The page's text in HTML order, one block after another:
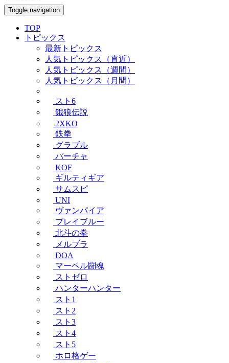
Toggle navigation
TOP
トピックス
最新トピックス
人気トピックス（直近）
人気トピックス（週間）
人気トピックス（月間）
スト6
餓狼伝説
2XKO
鉄拳
グラブル
バーチャ
KOF
ギルティギア
サムスピ
UNI
ヴァンパイア
ブレイブルー
北斗の拳
メルブラ
DOA
マーベル闘魂
ストゼロ
ハンターハンター
スト1
スト2
スト3
スト4
スト5
ホロ格ゲー